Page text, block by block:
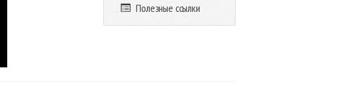
Полезные ссылки